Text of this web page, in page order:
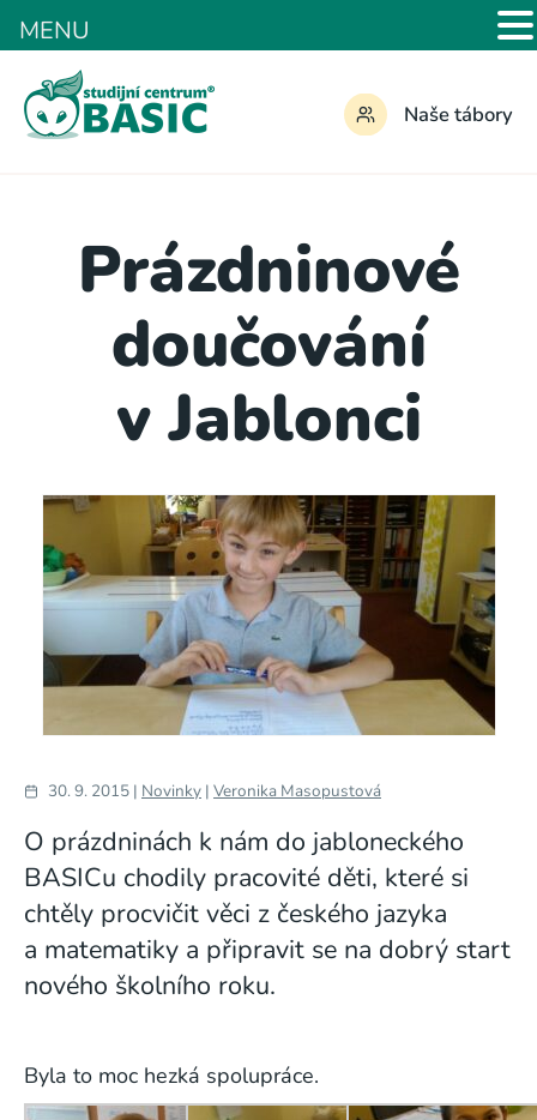
Naše tábory
Prázdninové
doučování
v Jablonci
30. 9. 2015 | Novinky | Veronika Masopustová
O prázdninách k nám do jabloneckého
BASICu chodily pracovité děti, které si
chtěly procvičit věci z českého jazyka
a matematiky a připravit se na dobrý start
nového školního roku.
Byla to moc hezká spolupráce.
MENU